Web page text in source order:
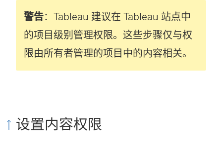
警告：Tableau 建议在 Tableau 站点中
的项目级别管理权限。这些步骤仅与权
限由所有者管理的项目中的内容相关。
设置内容权限